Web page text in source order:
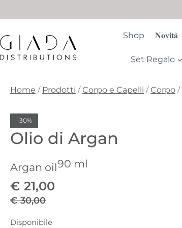
al
contenuto
Shop 𝐍𝐨𝐯𝐢𝐭𝐚̀
Set Regalo
Home / Prodotti /Corpo e Capelli /Corpo /
-30%
Olio di Argan
Argan oil90 ml
€30,00
€ 21,00
Disponibile